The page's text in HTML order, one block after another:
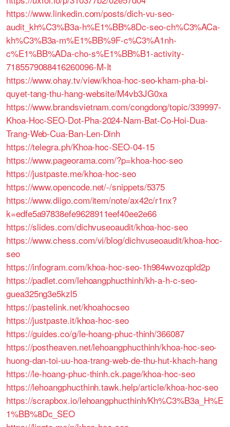
https://www.linkedin.com/posts/dich-vu-seo-
audit_kh%C3%B3a-h%E1%BB%8Dc-seo-ch%C3%ACa-
kh%C3%B3a-m%E1%BB%9F-c%C3%A1nh-
c%E1%BB%ADa-cho-s%E1%BB%B1-activity-
7185579088416260096-M-It
https://www.ohay.tv/view/khoa-hoc-seo-kham-pha-bi-
quyet-tang-thu-hang-website/M4vb3JG0xa
https://www.brandsvietnam.com/congdong/topic/339997-
Khoa-Hoc-SEO-Dot-Pha-2024-Nam-Bat-Co-Hoi-Dua-
Trang-Web-Cua-Ban-Len-Dinh
https://telegra.ph/Khoa-hoc-SEO-04-15
https://www.pageorama.com/?p=khoa-hoc-seo
https://justpaste.me/khoa-hoc-seo
https://www.opencode.net/-/snippets/5375
https://www.diigo.com/item/note/ax42c/r1nx?
k=edfe5a97838efe9628911eef40ee2e66
https://slides.com/dichvuseoaudit/khoa-hoc-seo
https://www.chess.com/vi/blog/dichvuseoaudit/khoa-hoc-
seo
https://infogram.com/khoa-hoc-seo-1h984wvozqpld2p
https://padlet.com/lehoangphucthinh/kh-a-h-c-seo-
guea325ng3e5kzl5
https://pastelink.net/khoahocseo
https://justpaste.it/khoa-hoc-seo
https://guides.co/g/le-hoang-phuc-thinh/366087
https://postheaven.net/lehoangphucthinh/khoa-hoc-seo-
huong-dan-toi-uu-hoa-trang-web-de-thu-hut-khach-hang
https://le-hoang-phuc-thinh.ck.page/khoa-hoc-seo
https://lehoangphucthinh.tawk.help/article/khoa-hoc-seo
https://scrapbox.io/lehoangphucthinh/Kh%C3%B3a_H%E
1%BB%8Dc_SEO